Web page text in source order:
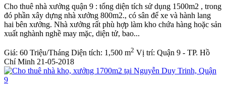
Cho thuê nhà xưởng quận 9 : tổng diện tích sử dụng 1500m2 , trong
đó phần xây dựng nhà xưởng 800m2., có sân để xe và hành lang
hai bên xưởng. Nhà xưởng rất phù hợp làm kho chứa hàng hoặc sản
xuất nghành nghề may mặc, diện tử, bao...
Giá: 60 Triệu/Tháng Diện tích: 1,500 m2 Vị trí: Quận 9 - TP. Hồ
Chí Minh 21-05-2018